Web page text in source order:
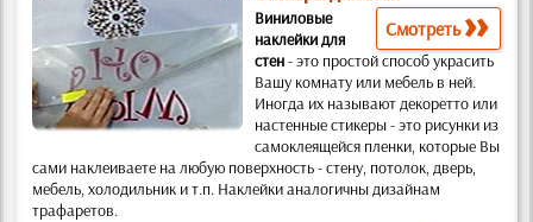
Смотреть
Виниловые
наклейки для
стен-это простой способ украсить
Вашу комнату или мебель в ней.
Иногда их называют декоретто или
настенные стикеры -это рисунки из
самоклеящейся пленки, которые Вы
сами наклеиваете на любую поверхность- стену, потолок, дверь,
мебель, холодильник и т.п. Наклейки аналогичны дизайнам
трафаретов.